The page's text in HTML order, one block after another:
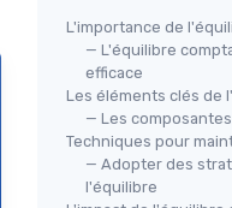
L'importance de
— L'équilibre
efficace
Les éléments clés de
— Les
Techniques pour
— Adopter des
l'équilibre